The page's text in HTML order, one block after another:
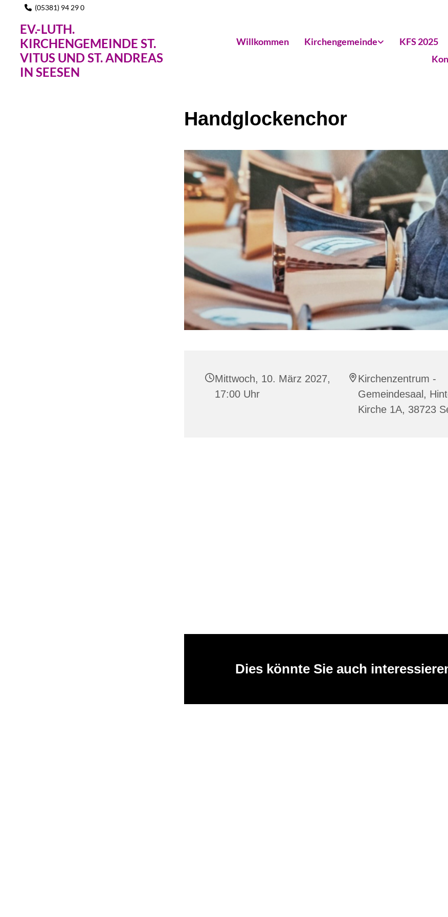
 (05381) 94 29 0
EV.-LUTH.
KIRCHENGEMEINDE ST.
VITUS UND ST. ANDREAS
IN SEESEN
Willkommen Kirchengemeinde KFS 2025
Handglockenchor
Mittwoch, 10. März 2027,
17:00 Uhr
Kirchenzentrum -
Gemeindesaal,
Kirche 1A, 38723
Dies könnte Sie auch